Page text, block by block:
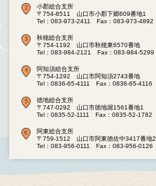
小郡総合支所
〒754-8511 山口市小郡下郷609番地1
Tel：083-973-2411
Fax：083-973-4892
秋穂総合支所
〒754-1192 山口市秋穂東6570番地
Tel：083-984-2121
Fax：083-984-5299
阿知須総合支所
〒754-1292 山口市阿知須2743番地
Tel：0836-65-4111
Fax：0836-65-4116
徳地総合支所
〒747-0292 山口市徳地堀1561番地1
Tel：0835-52-1111
Fax：0835-52-1782
阿東総合支所
〒759-1512 山口市阿東徳佐中3417番地2
Tel：083-956-0111
Fax：083-956-0126